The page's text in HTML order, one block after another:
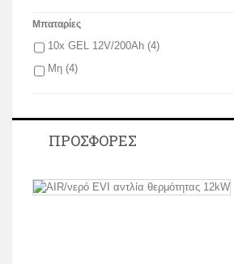
Μπαταρίες
10x GEL 12V/200Ah (4)
Μη (4)
ΠΡΟΣΦΟΡΈΣ